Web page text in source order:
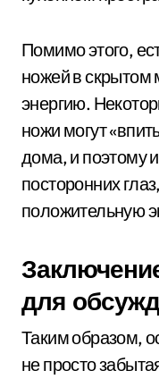
Помимо этого,
ножей в скрытом
энергию.
ножи могут
дома, и поэтому
посторонних
положительную
для
Таким образом,
не просто